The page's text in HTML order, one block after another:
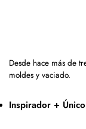
Desde hace más de
moldes y vaciado.
Inspirador + Único